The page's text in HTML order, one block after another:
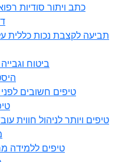
כתב ויתור סודיות
תביעה לקצבת נכות כללית
ביטוח וגבייה
7 טיפים חשובים
21 טיפים